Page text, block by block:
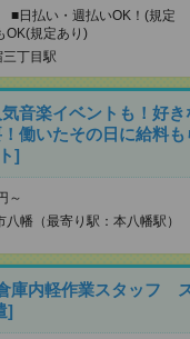
日払い・週払いOK！(規定
規定あり)
三丁目駅
音楽イベントも！好
働いたその日に給料も
]
～
八幡（最寄り駅：本八幡駅）
庫内軽作業スタッフ
]